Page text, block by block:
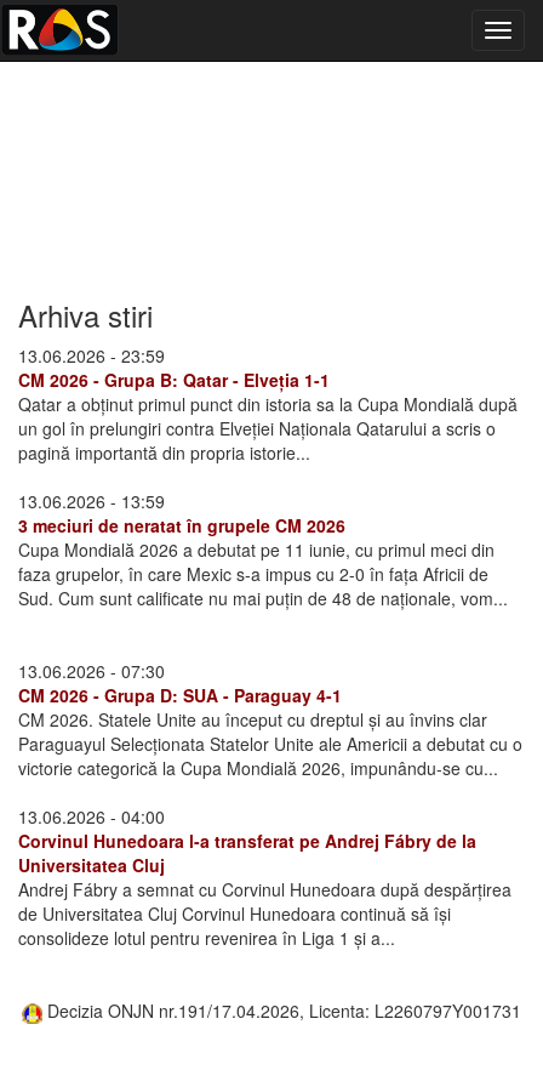
Arhiva stiri
13.06.2026 - 23:59
CM 2026 - Grupa B: Qatar - Elveția 1-1
Qatar a obținut primul punct din istoria sa la Cupa Mondială după
un gol în prelungiri contra Elveției Naționala Qatarului a scris o
pagină importantă din propria istorie...
13.06.2026 - 13:59
3 meciuri de neratat în grupele CM 2026
Cupa Mondială 2026 a debutat pe 11 iunie, cu primul meci din
faza grupelor, în care Mexic s-a impus cu 2-0 în fața Africii de
Sud. Cum sunt calificate nu mai puțin de 48 de naționale, vom...
13.06.2026 - 07:30
CM 2026 - Grupa D: SUA - Paraguay 4-1
CM 2026. Statele Unite au început cu dreptul și au învins clar
Paraguayul Selecționata Statelor Unite ale Americii a debutat cu o
victorie categorică la Cupa Mondială 2026, impunându-se cu...
13.06.2026 - 04:00
Corvinul Hunedoara l-a transferat pe Andrej Fábry de la
Universitatea Cluj
Andrej Fábry a semnat cu Corvinul Hunedoara după despărțirea
de Universitatea Cluj Corvinul Hunedoara continuă să își
consolideze lotul pentru revenirea în Liga 1 și a...
Decizia ONJN nr.191/17.04.2026, Licenta: L2260797Y001731